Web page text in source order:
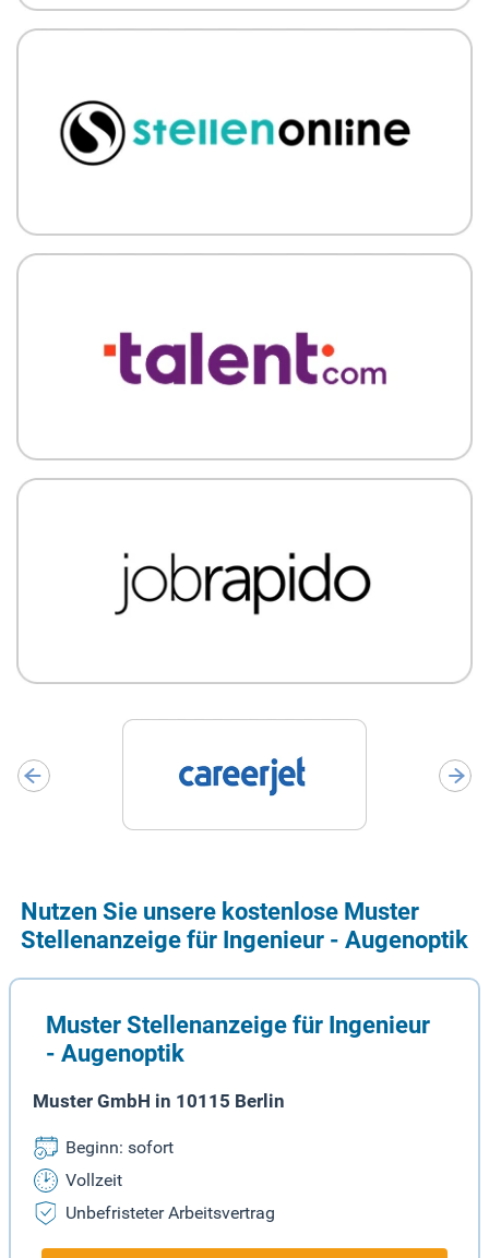
Nutzen Sie unsere kostenlose Muster
Stellenanzeige für Ingenieur - Augenoptik
Muster Stellenanzeige für Ingenieur
- Augenoptik
Muster GmbH in 10115 Berlin
Beginn: sofort
Vollzeit
Unbefristeter Arbeitsvertrag